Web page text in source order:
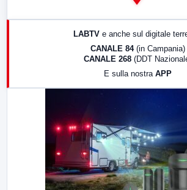
17:00
LABTV e anche sul digitale
CANALE 84 (in Campania)
CANALE 268 (DDT
E sulla nostra APP